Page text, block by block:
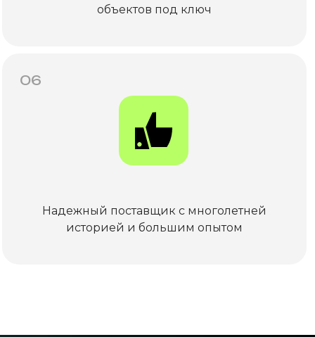
объектов под ключ
06
Надежный поставщик с многолетней
историей и большим опытом